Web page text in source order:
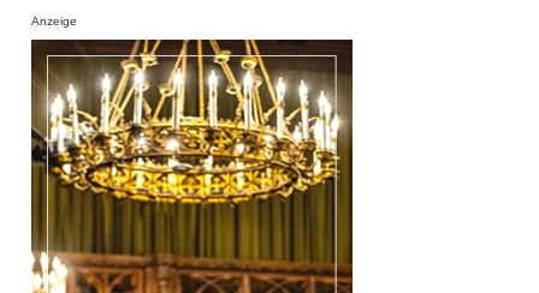
Anzeige